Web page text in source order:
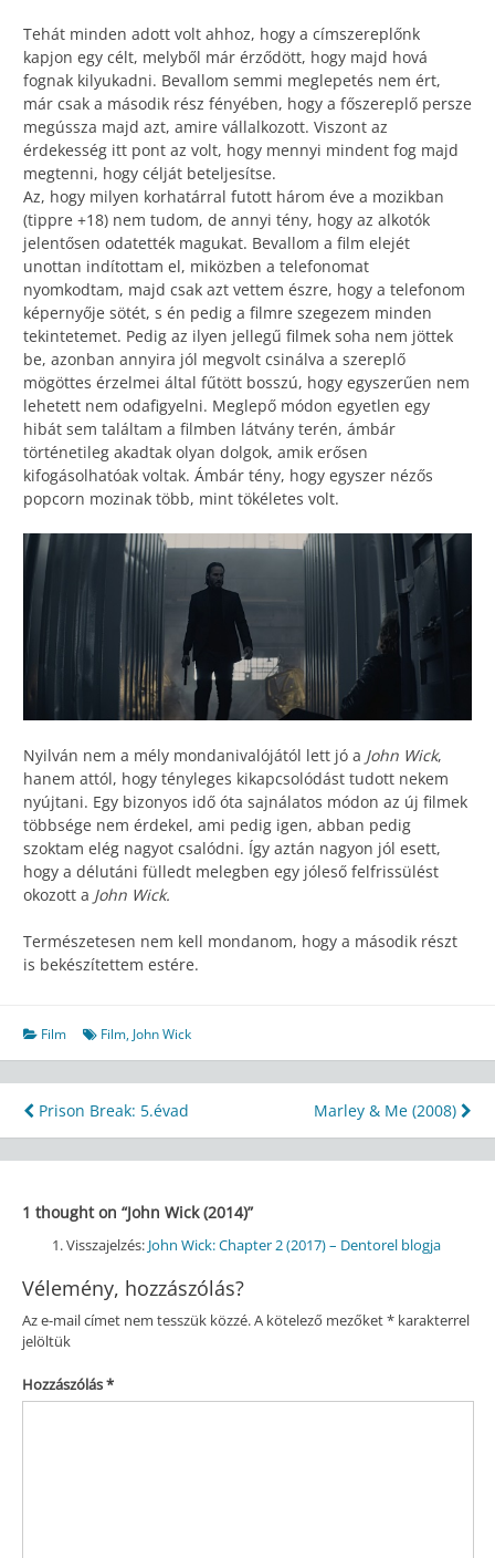
Tehát minden adott volt ahhoz, hogy a címszereplőnk
kapjon egy célt, melyből már érződött, hogy majd hová
fognak kilyukadni. Bevallom semmi meglepetés nem ért,
már csak a második rész fényében, hogy a főszereplő persze
megússza majd azt, amire vállalkozott. Viszont az
érdekesség itt pont az volt, hogy mennyi mindent fog majd
megtenni, hogy célját beteljesítse.
Az, hogy milyen korhatárral futott három éve a mozikban
(tippre +18) nem tudom, de annyi tény, hogy az alkotók
jelentősen odatették magukat. Bevallom a film elejét
unottan indítottam el, miközben a telefonomat
nyomkodtam, majd csak azt vettem észre, hogy a telefonom
képernyője sötét, s én pedig a filmre szegezem minden
tekintetemet. Pedig az ilyen jellegű filmek soha nem jöttek
be, azonban annyira jól megvolt csinálva a szereplő
mögöttes érzelmei által fűtött bosszú, hogy egyszerűen nem
lehetett nem odafigyelni. Meglepő módon egyetlen egy
hibát sem találtam a filmben látvány terén, ámbár
történetileg akadtak olyan dolgok, amik erősen
kifogásolhatóak voltak. Ámbár tény, hogy egyszer nézős
popcorn mozinak több, mint tökéletes volt.
Nyilván nem a mély mondanivalójától lett jó a John Wick,
hanem attól, hogy tényleges kikapcsolódást tudott nekem
nyújtani. Egy bizonyos idő óta sajnálatos módon az új filmek
többsége nem érdekel, ami pedig igen, abban pedig
szoktam elég nagyot csalódni. Így aztán nagyon jól esett,
hogy a délutáni fülledt melegben egy jóleső felfrissülést
okozott a John Wick.
Természetesen nem kell mondanom, hogy a második részt
is bekészítettem estére.
Film Film, John Wick
Bejegyzés
navigáció
Prison Break: 5.évad Marley & Me (2008)
1 thought on “John Wick (2014)”
Visszajelzés: John Wick: Chapter 2 (2017) – Dentorel blogja
Vélemény, hozzászólás?
Az e-mail címet nem tesszük közzé.A kötelező mezőket*karakterrel
jelöltük
Hozzászólás*